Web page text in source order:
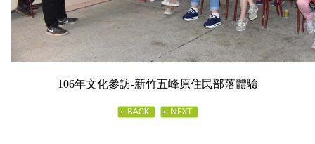
106年文化參訪-新竹五峰原住民部落體驗